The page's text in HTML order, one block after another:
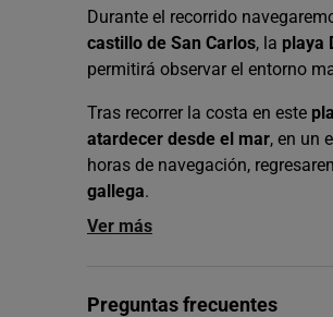
Durante el recorrido
castillo de San Carlos, la playa
permitirá observar el entorno
Tras recorrer la costa en este
atardecer desde el mar, en un
horas de navegación,
gallega.
Ver más
Preguntas frecuentes